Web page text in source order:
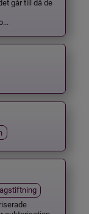
går till då de